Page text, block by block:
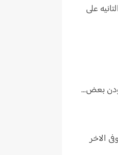
على
ودن بعض...
الاخر